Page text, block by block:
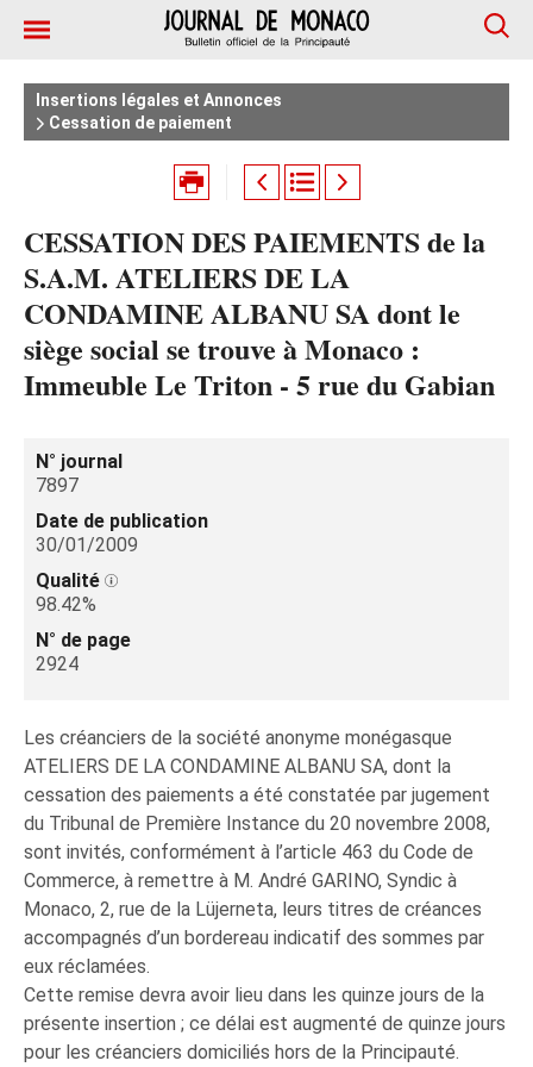
Insertions légales et Annonces
Cessation de paiement
CESSATION DES PAIEMENTS de la
S.A.M. ATELIERS DE LA
CONDAMINE ALBANU SA dont le
siège social se trouve à Monaco :
Immeuble Le Triton - 5 rue du Gabian
N° journal
7897
Date de publication
30/01/2009
Qualité
98.42%
N° de page
2924
Les créanciers de la société anonyme monégasque
ATELIERS DE LA CONDAMINE ALBANU SA, dont la
cessation des paiements a été constatée par jugement
du Tribunal de Première Instance du 20 novembre 2008,
sont invités, conformément à l’article 463 du Code de
Commerce, à remettre à M. André GARINO, Syndic à
Monaco, 2, rue de la Lüjerneta, leurs titres de créances
accompagnés d’un bordereau indicatif des sommes par
eux réclamées.
Cette remise devra avoir lieu dans les quinze jours de la
présente insertion ; ce délai est augmenté de quinze jours
pour les créanciers domiciliés hors de la Principauté.